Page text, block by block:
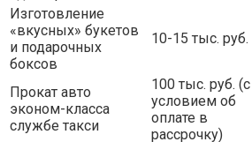
Изготовление
«вкусных» букетов
и подарочных
боксов
10-15 тыс. руб.
Прокат авто
эконом-класса
службе такси
100 тыс. руб. (с
условием об
оплате в
рассрочку)